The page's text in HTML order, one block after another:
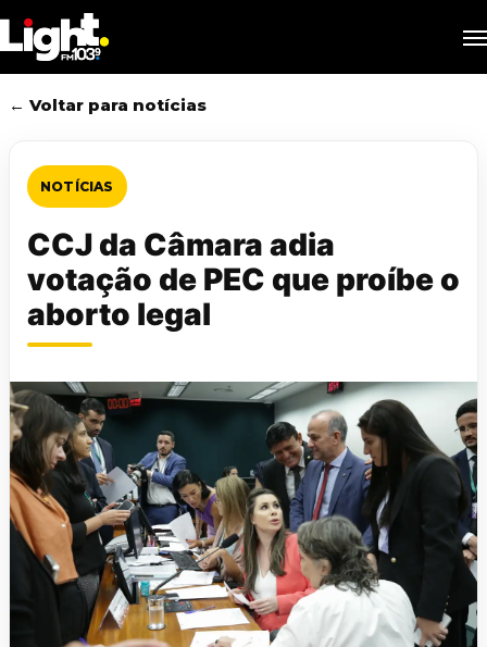
to
main
content
← Voltar para notícias
NOTÍCIAS
CCJ da Câmara adia
votação de PEC que proíbe o
aborto legal